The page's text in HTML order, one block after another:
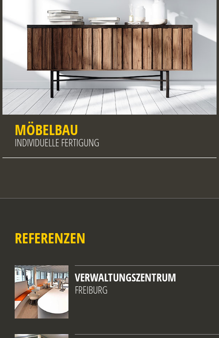
MÖBELBAU
INDIVIDUELLE FERTIGUNG
REFERENZEN
VERWALTUNGSZENTRUM
FREIBURG